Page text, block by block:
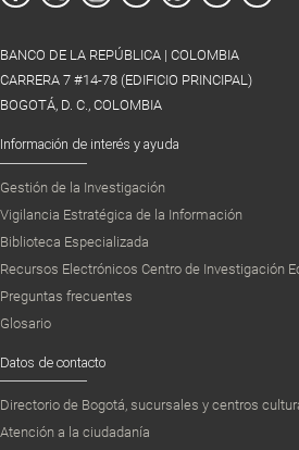
BANCO DE LA REPÚBLICA | COLOMBIA
CARRERA 7 #14-78 (EDIFICIO PRINCIPAL)
BOGOTÁ, D. C., COLOMBIA
Información de interés y ayuda
Gestión de la Investigación
Vigilancia Estratégica de la Información
Biblioteca Especializada
Recursos Electrónicos Centro de Investigación
Preguntas frecuentes
Glosario
Datos de contacto
Directorio de Bogotá, sucursales y centros
Atención a la ciudadanía